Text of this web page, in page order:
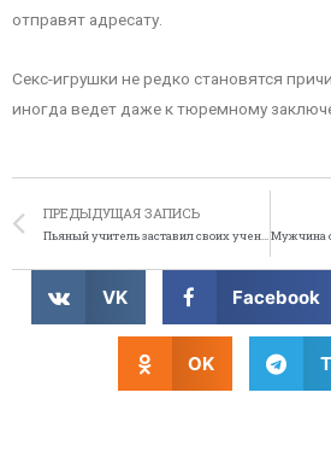
отправят адресату.
Секс-игрушки не редко становятся
иногда ведет даже к тюремному
ПРЕДЫДУЩАЯ ЗАПИСЬ
Пьяный учитель заставил своих учеников подвезти его
VK Facebook
OK